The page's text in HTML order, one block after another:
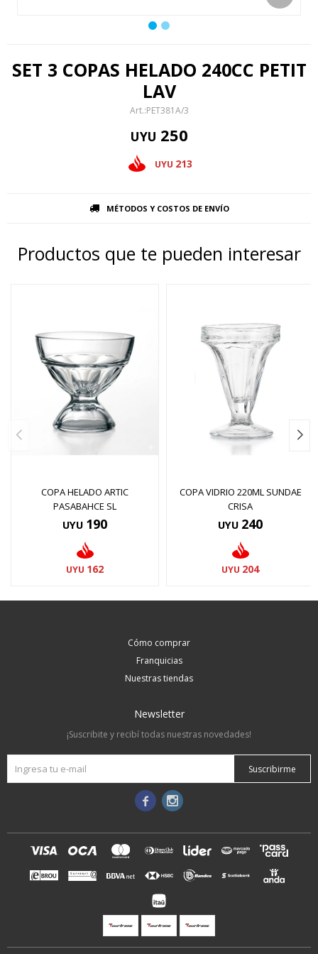
SET 3 COPAS HELADO 240CC PETIT
LAV
PET381A/3
UYU 250
UYU 213
MÉTODOS Y COSTOS DE ENVÍO
Productos que te pueden interesar
COPA HELADO ARTIC
PASABAHCE SL
UYU 190
UYU 162
COPA VIDRIO 220ML SUNDAE
CRISA
UYU 240
UYU 204
Cómo comprar
Franquicias
Nuestras tiendas
Newsletter
¡Suscribite y recibí todas nuestras novedades!
Suscribirme
 